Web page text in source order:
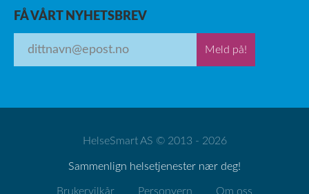
FÅ VÅRT NYHETSBREV
Meld på!
HelseSmart AS © 2013 - 2026
Sammenlign helsetjenester nær deg!
Brukervilkår Personvern Om oss